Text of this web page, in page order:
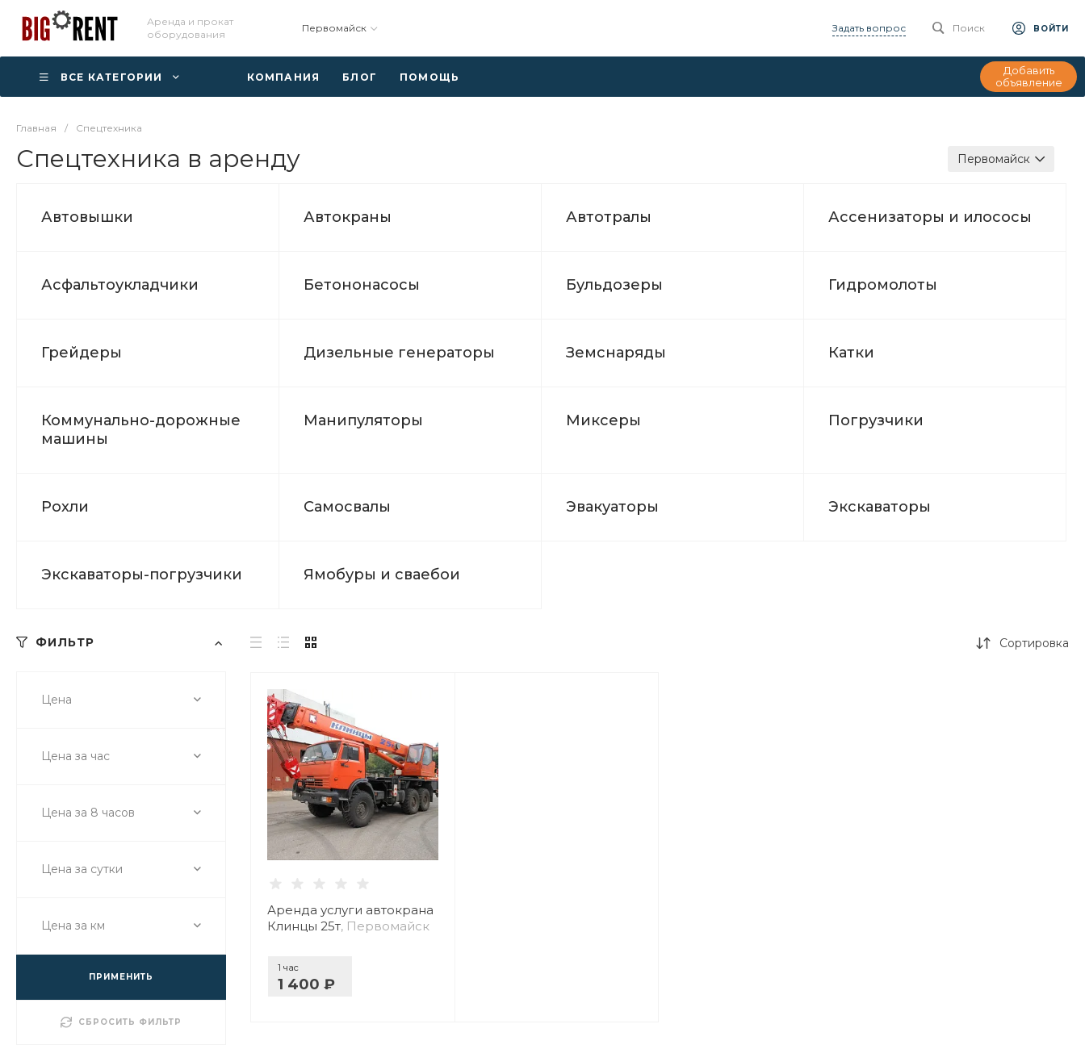
Аренда и прокат
оборудования
Первомайск Задать вопрос Поиск ВОЙТИ
ВСЕ КАТЕГОРИИ КОМПАНИЯ БЛОГ ПОМОЩЬ
Добавить
объявление
Главная / Спецтехника
Спецтехника в аренду Первомайск
Автовышки Автокраны Автотралы Ассенизаторы и илососы
Асфальтоукладчики Бетононасосы Бульдозеры Гидромолоты
Грейдеры Дизельные генераторы Земснаряды Катки
Коммунально-дорожные
машины
Манипуляторы Миксеры Погрузчики
Рохли Самосвалы Эвакуаторы Экскаваторы
Экскаваторы-погрузчики Ямобуры и сваебои
ФИЛЬТР
Цена
Цена за час
Цена за 8 часов
Цена за сутки
Цена за км
ПРИМЕНИТЬ
СБРОСИТЬ ФИЛЬТР
Сортировка
Аренда услуги автокрана
Клинцы 25т, Первомайск
1 час
1 400 ₽